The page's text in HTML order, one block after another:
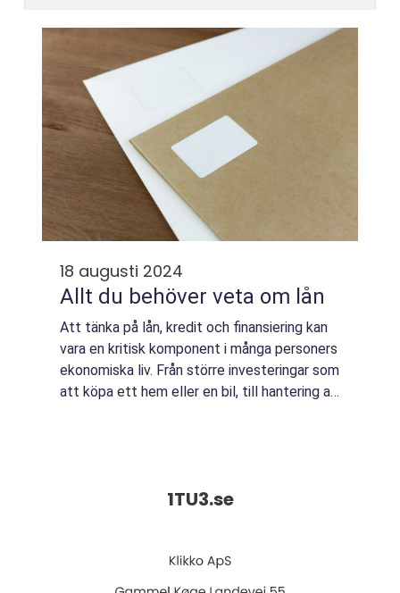
18 augusti 2024
Allt du behöver veta om lån
Att tänka på lån, kredit och finansiering kan
vara en kritisk komponent i många personers
ekonomiska liv. Från större investeringar som
att köpa ett hem eller en bil, till hantering av
1TU3.se